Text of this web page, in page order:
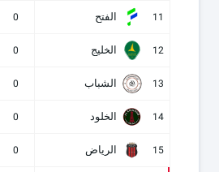
11 الفتح 0
12 الخليج 0
13 الشباب 0
14 الخلود 0
15 الرياض 0